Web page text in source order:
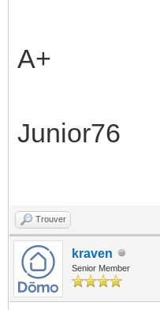
A+
Junior76
Trouver
kraven
Senior Member